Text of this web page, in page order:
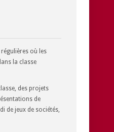
où les
la classe
des projets
de
de jeux de sociétés,